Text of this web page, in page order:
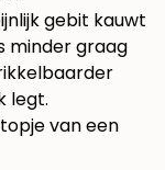
gebit kauwt
minder graag
legt.
van een